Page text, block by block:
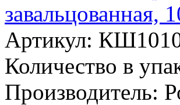
завальцованная,
Артикул:
Количество в
Производитель: